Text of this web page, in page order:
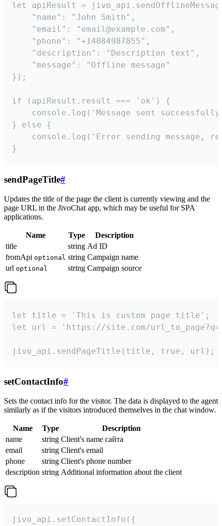
let apiResult =
    "name": "John Smith",
    "email": "email@example.com",
    "phone": "+14084987855",
    "description": "Description text",
    "message": "Offline message"
});
if (apiResult.result === 'ok') {
console.log('Message sent
} else {
console.log('Error sending message,
}
sendPageTitle#
Updates the title of the page the client is currently viewing and the
page URL in the JivoChat app, which may be useful for SPA
applications.
Name Type
Description
title
string Ad ID
fromApi optional string Campaign name
url optional string Campaign source
let title = 'This is custom page title';
let url = 'https://site.com/
jivo_api.sendPageTitle(title, true, url);
setContactInfo#
Sets the contact info for the visitor. The data is displayed to the agent
similarly as if the visitors introduced themselves in the chat window.
Name Type
Description
name
string Client's name сайта
email
string Client's email
phone
string Client's phone number
description string Additional information about the client
jivo_api.setContactInfo({